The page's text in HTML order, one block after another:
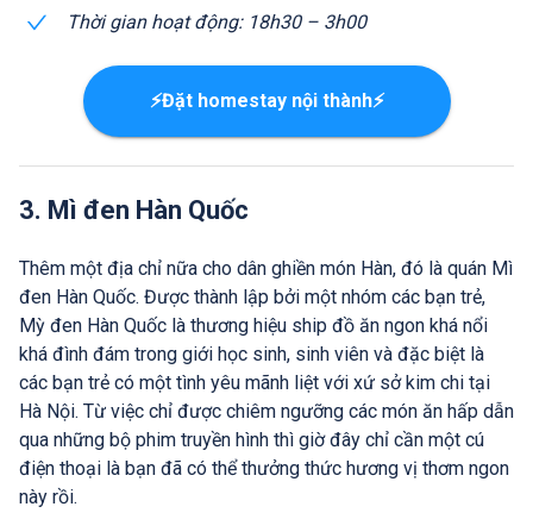
Thời gian hoạt động: 18h30 – 3h00
⚡Đặt homestay nội thành⚡
3. Mì đen Hàn Quốc
Thêm một địa chỉ nữa cho dân ghiền món Hàn, đó là quán Mì
đen Hàn Quốc. Được thành lập bởi một nhóm các bạn trẻ,
Mỳ đen Hàn Quốc là thương hiệu ship đồ ăn ngon khá nổi
khá đình đám trong giới học sinh, sinh viên và đặc biệt là
các bạn trẻ có một tình yêu mãnh liệt với xứ sở kim chi tại
Hà Nội. Từ việc chỉ được chiêm ngưỡng các món ăn hấp dẫn
qua những bộ phim truyền hình thì giờ đây chỉ cần một cú
điện thoại là bạn đã có thể thưởng thức hương vị thơm ngon
này rồi.